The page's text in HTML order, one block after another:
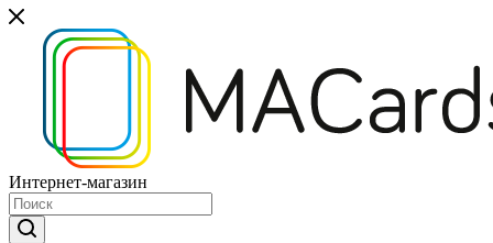
Интернет-магазин